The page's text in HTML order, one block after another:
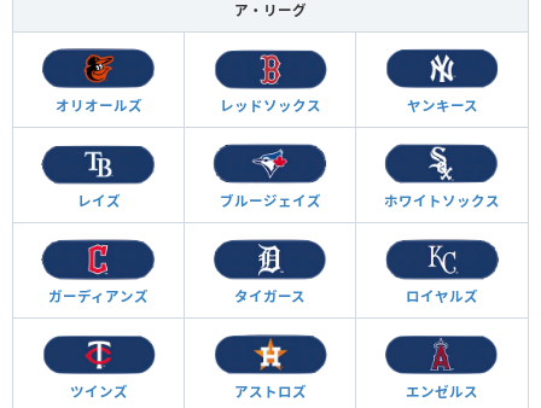
ア・リーグ
オリオールズ レッドソックス ヤンキース
レイズ ブルージェイズ ホワイトソックス
ガーディアンズ タイガース ロイヤルズ
ツインズ アストロズ エンゼルス